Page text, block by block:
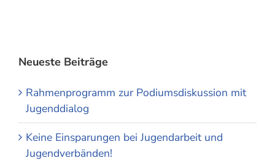
Neueste Beiträge
Rahmenprogramm zur Podiumsdiskussion mit
Jugenddialog
Keine Einsparungen bei Jugendarbeit und
Jugendverbänden!